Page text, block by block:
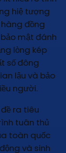
hiệ tượng
đồng
mật đánh
lòng kép
số đông
lậu và bảo
người.
ra tiêu
tuân thủ
toàn quốc
và sinh